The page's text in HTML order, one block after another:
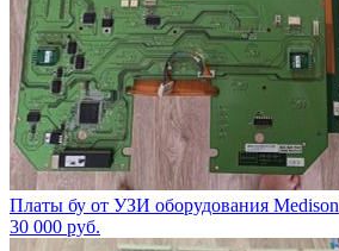
Платы бу от УЗИ оборудования Medison
30 000 руб.